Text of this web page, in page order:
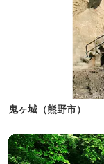
鬼ヶ城（熊野市）